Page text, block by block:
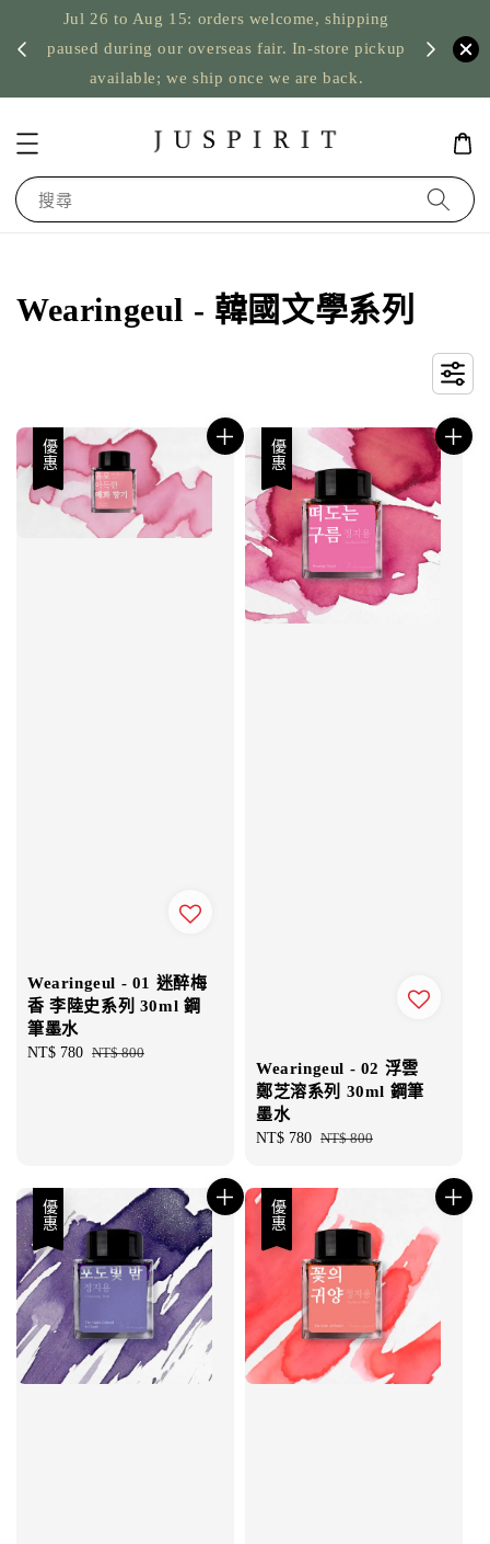
Jul 26 to Aug 15: orders welcome, shipping
paused during our overseas fair. In-store pickup
available; we ship once we are back.
US
搜尋
Wearingeul - 韓國文學系列
優惠
Wearingeul - 01 迷醉梅
香 李陸史系列 30ml 鋼
筆墨水
Sale
NT$ 780 Regular
NT$ 800
優惠
Wearingeul - 02 浮雲
鄭芝溶系列 30ml 鋼筆
墨水
Sale
NT$ 780 Regular
NT$ 800
優惠 優惠